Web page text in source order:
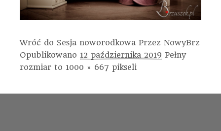
Wróć do Sesja noworodkowa Przez NowyBrz
Opublikowano 12 października 2019 Pełny
rozmiar to 1000 × 667 pikseli